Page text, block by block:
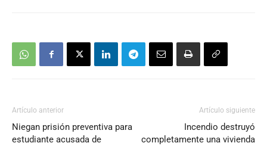
Artículo anterior
Niegan prisión preventiva para
estudiante acusada de
Artículo siguiente
Incendio destruyó
completamente una vivienda